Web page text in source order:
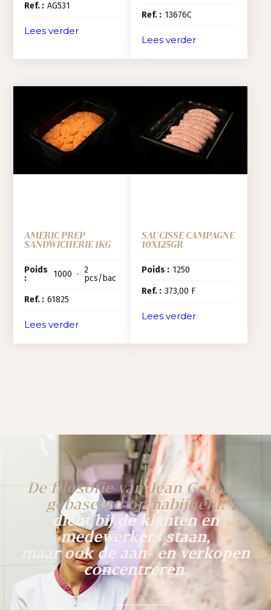
Ref. : AG531
Lees verder
Ref. : 13676C
Lees verder
AMERIC PREP
SANDWICHERIE 1KG
Poids
:
1000 • 2
pcs/bac
Ref. : 61825
Lees verder
SAUCISSE CAMPAGNE
10X125GR
Poids : 1250
Ref. : 373,00 F
Lees verder
De filosofie van Jean Gotta is
gebaseerd op nabijheid:
dicht bij de klanten en
medewerkers staan,
maar ook de aan- en verkopen
concentreren.